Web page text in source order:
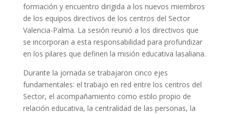
formación y encuentro dirigida a los nuevos miembros
de los equipos directivos de los centros del Sector
Valencia-Palma. La sesión reunió a los directivos que
se incorporan a esta responsabilidad para profundizar
en los pilares que definen la misión educativa lasaliana.
Durante la jornada se trabajaron cinco ejes
fundamentales: el trabajo en red entre los centros del
Sector, el acompañamiento como estilo propio de
relación educativa, la centralidad de las personas, la